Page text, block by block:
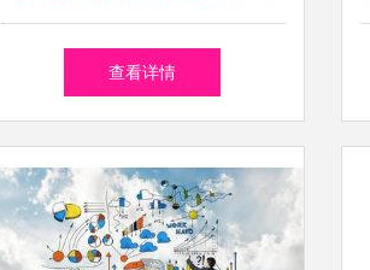
远见
查看详情